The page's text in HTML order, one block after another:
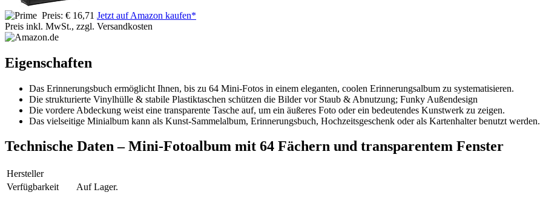
Preis: € 16,71 Jetzt auf Amazon kaufen*
Preis inkl. MwSt., zzgl. Versandkosten
Eigenschaften
Das Erinnerungsbuch ermöglicht Ihnen, bis zu 64 Mini-Fotos in einem eleganten, coolen Erinnerungsalbum zu systematisieren.
Die strukturierte Vinylhülle & stabile Plastiktaschen schützen die Bilder vor Staub & Abnutzung; Funky Außendesign
Die vordere Abdeckung weist eine transparente Tasche auf, um ein äußeres Foto oder ein bedeutendes Kunstwerk zu zeigen.
Das vielseitige Minialbum kann als Kunst-Sammelalbum, Erinnerungsbuch, Hochzeitsgeschenk oder als Kartenhalter benutzt werden.
Technische Daten – Mini-Fotoalbum mit 64 Fächern und transparentem Fenster
Hersteller
Verfügbarkeit
Auf Lager.